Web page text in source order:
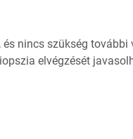
nincs szükség további
elvégzését